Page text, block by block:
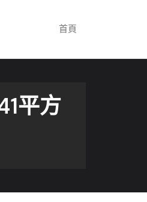
首頁
平方